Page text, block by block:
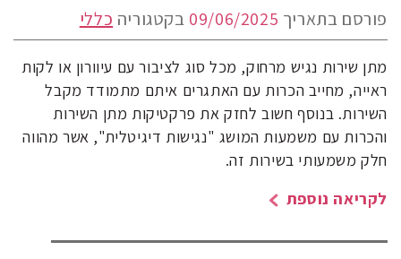
פורסם בתאריך 09/06/2025 בקטגוריה כללי
מתן שירות נגיש מרחוק, מכל סוג לציבור עם עיוורון או לקות
ראייה, מחייב הכרות עם האתגרים איתם מתמודד מקבל
השירות. בנוסף חשוב לחזק את פרקטיקות מתן השירות
והכרות עם משמעות המושג "נגישות דיגיטלית", אשר מהווה
חלק משמעותי בשירות זה.
לקריאה נוספת